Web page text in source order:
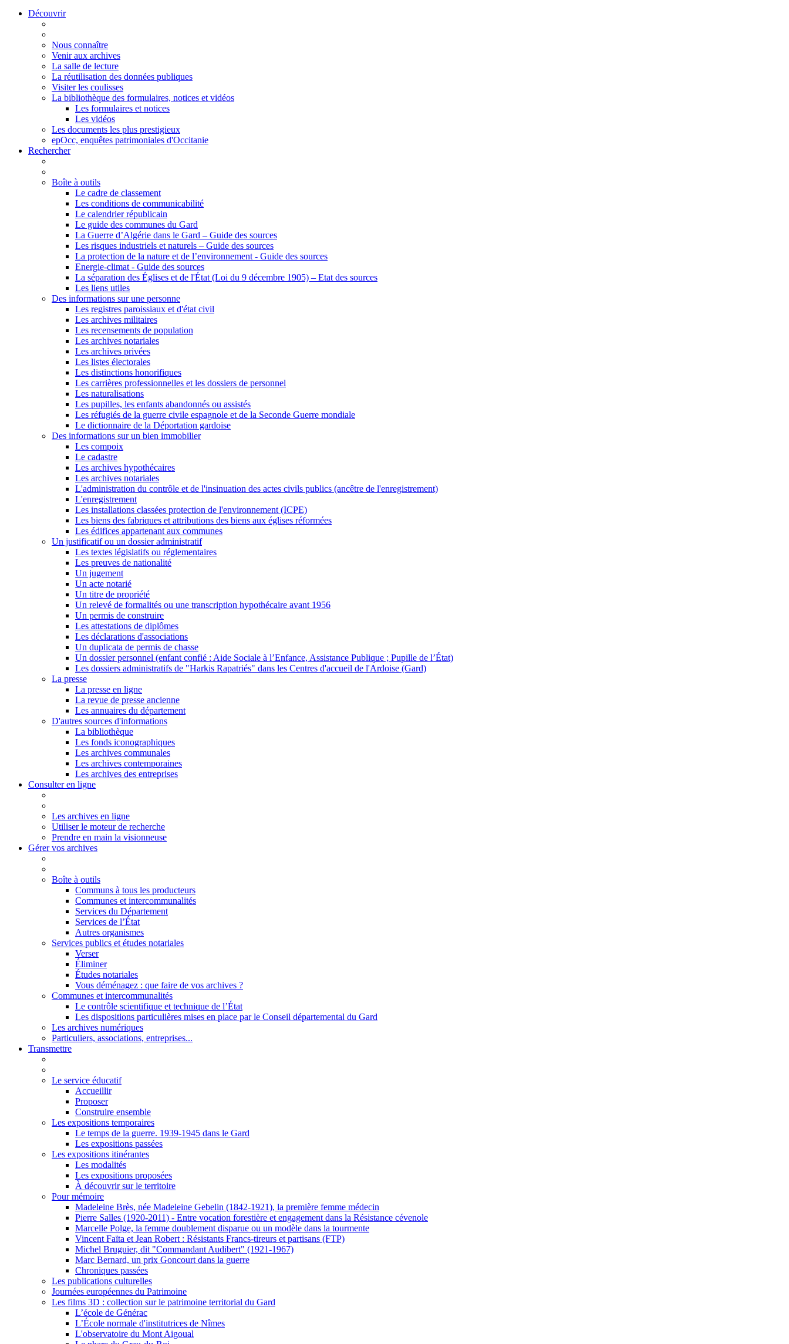
Découvrir
Nous connaître
Venir aux archives
La salle de lecture
La réutilisation des données publiques
Visiter les coulisses
La bibliothèque des formulaires, notices et vidéos
Les formulaires et notices
Les vidéos
Les documents les plus prestigieux
epOcc, enquêtes patrimoniales d'Occitanie
Rechercher
Boîte à outils
Le cadre de classement
Les conditions de communicabilité
Le calendrier républicain
Le guide des communes du Gard
La Guerre d’Algérie dans le Gard – Guide des sources
Les risques industriels et naturels – Guide des sources
La protection de la nature et de l’environnement - Guide des sources
Energie-climat - Guide des sources
La séparation des Églises et de l'État (Loi du 9 décembre 1905) – Etat des sources
Les liens utiles
Des informations sur une personne
Les registres paroissiaux et d'état civil
Les archives militaires
Les recensements de population
Les archives notariales
Les archives privées
Les listes électorales
Les distinctions honorifiques
Les carrières professionnelles et les dossiers de personnel
Les naturalisations
Les pupilles, les enfants abandonnés ou assistés
Les réfugiés de la guerre civile espagnole et de la Seconde Guerre mondiale
Le dictionnaire de la Déportation gardoise
Des informations sur un bien immobilier
Les compoix
Le cadastre
Les archives hypothécaires
Les archives notariales
L'administration du contrôle et de l'insinuation des actes civils publics (ancêtre de l'enregistrement)
L'enregistrement
Les installations classées protection de l'environnement (ICPE)
Les biens des fabriques et attributions des biens aux églises réformées
Les édifices appartenant aux communes
Un justificatif ou un dossier administratif
Les textes législatifs ou réglementaires
Les preuves de nationalité
Un jugement
Un acte notarié
Un titre de propriété
Un relevé de formalités ou une transcription hypothécaire avant 1956
Un permis de construire
Les attestations de diplômes
Les déclarations d'associations
Un duplicata de permis de chasse
Un dossier personnel (enfant confié : Aide Sociale à l’Enfance, Assistance Publique ; Pupille de l’État)
Les dossiers administratifs de "Harkis Rapatriés" dans les Centres d'accueil de l'Ardoise (Gard)
La presse
La presse en ligne
La revue de presse ancienne
Les annuaires du département
D'autres sources d'informations
La bibliothèque
Les fonds iconographiques
Les archives communales
Les archives contemporaines
Les archives des entreprises
Consulter en ligne
Les archives en ligne
Utiliser le moteur de recherche
Prendre en main la visionneuse
Gérer vos archives
Boîte à outils
Communs à tous les producteurs
Communes et intercommunalités
Services du Département
Services de l’État
Autres organismes
Services publics et études notariales
Verser
Éliminer
Études notariales
Vous déménagez : que faire de vos archives ?
Communes et intercommunalités
Le contrôle scientifique et technique de l’État
Les dispositions particulières mises en place par le Conseil départemental du Gard
Les archives numériques
Particuliers, associations, entreprises...
Transmettre
Le service éducatif
Accueillir
Proposer
Construire ensemble
Les expositions temporaires
Le temps de la guerre. 1939-1945 dans le Gard
Les expositions passées
Les expositions itinérantes
Les modalités
Les expositions proposées
À découvrir sur le territoire
Pour mémoire
Madeleine Brès, née Madeleine Gebelin (1842-1921), la première femme médecin
Pierre Salles (1920-2011) - Entre vocation forestière et engagement dans la Résistance cévenole
Marcelle Polge, la femme doublement disparue ou un modèle dans la tourmente
Vincent Faïta et Jean Robert : Résistants Francs-tireurs et partisans (FTP)
Michel Bruguier, dit "Commandant Audibert" (1921-1967)
Marc Bernard, un prix Goncourt dans la guerre
Chroniques passées
Les publications culturelles
Journées européennes du Patrimoine
Les films 3D : collection sur le patrimoine territorial du Gard
L’école de Générac
L’École normale d'institutrices de Nîmes
L'observatoire du Mont Aigoual